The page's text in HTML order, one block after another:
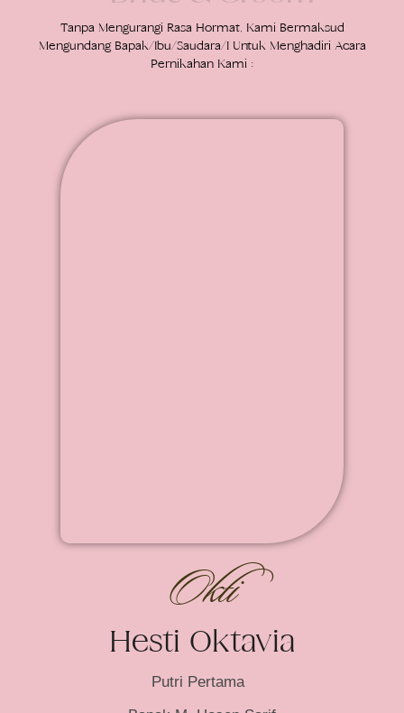
Tanpa Mengurangi Rasa Hormat, Kami Bermaksud
Mengundang Bapak/Ibu/Saudara/I Untuk Menghadiri Acara
Pernikahan Kami :
Okti
Hesti Oktavia
Putri Pertama